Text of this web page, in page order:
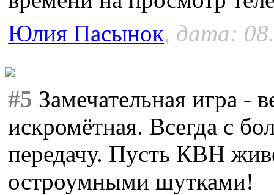
Юлия Пасынок, дата:
#5 Замечательная игра -
искромётная. Всегда с
передачу. Пусть КВН
остроумными шутками!